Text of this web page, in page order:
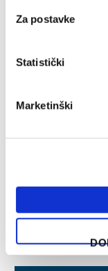
Za postavke
Statistički
Marketinški
Futsal klub
Enedinu
Futsal klub Bužim
informaciju da
nastavlja u ovom